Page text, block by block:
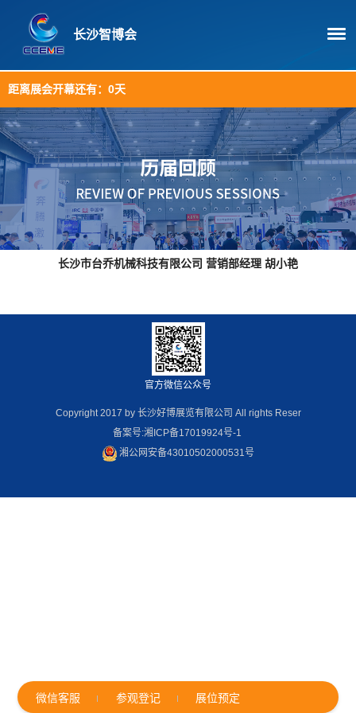
长沙智博会
距离展会开幕还有： 0天
长沙市台乔机械科技有限公司 营销部经理 胡小艳
官方微信公众号
Copyright 2017 by 长沙好博展览有限公司 All rights Reser
备案号:湘ICP备17019924号-1
湘公网安备43010502000531号
微信客服 参观登记 展位预定